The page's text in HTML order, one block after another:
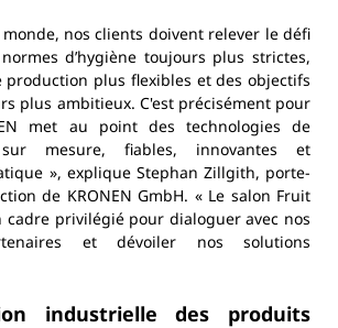
nos clients doivent relever le défi
d’hygiène toujours plus strictes,
production plus flexibles et des objectifs
plus ambitieux. C'est précisément pour
met au point des technologies de
sur mesure, fiables, innovantes et
», explique Stephan Zillgith, porte-
de KRONEN GmbH. « Le salon Fruit
cadre privilégié pour dialoguer avec nos
et dévoiler nos solutions
industrielle des produits